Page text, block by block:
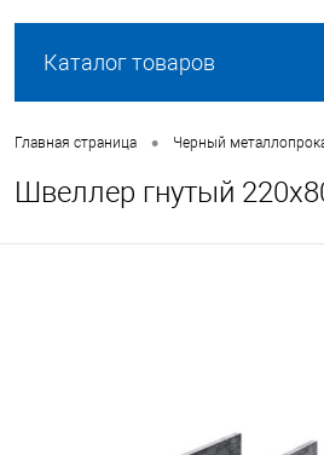
Каталог товаров
Главная страница • Черный
Швеллер гнутый